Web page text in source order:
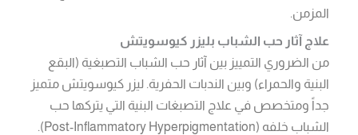
المزمن.
علاج آثار حب الشباب بليزر كيوسويتش
من الضروري التمييز بين آثار حب الشباب التصبغية (البقع
البنية والحمراء) وبين الندبات الحفرية. ليزر كيوسويتش متميز
جداً ومتخصص في علاج التصبغات البنية التي يتركها حب
الشباب خلفه (Post-Inflammatory Hyperpigmentation).